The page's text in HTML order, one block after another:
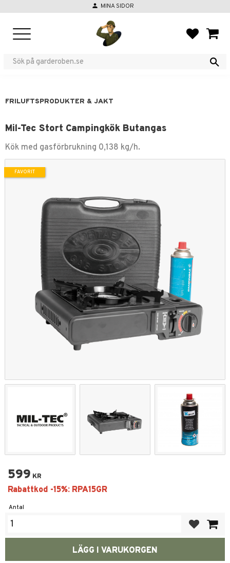
person MINA SIDOR
FRILUFTSPRODUKTER & JAKT
Mil-Tec Stort Campingkök Butangas
Kök med gasförbrukning 0,138 kg/h.
FAVORIT
599 KR
Antal